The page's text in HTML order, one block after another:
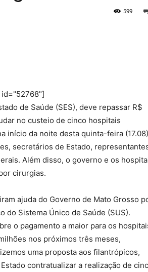
599
id="52768"]
de Saúde (SES), deve repassar R$
no custeio de cinco hospitais
início da noite desta quinta-feira
secretários de Estado,
Além disso, o governo e os
cirurgias.
ajuda do Governo de Mato Grosso
do Sistema Único de Saúde (SUS).
o pagamento a maior para os
nos próximos três meses,
uma proposta aos filantrópicos,
contratualizar a realização de